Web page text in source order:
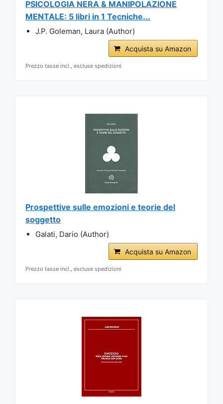
PSICOLOGIA NERA & MANIPOLAZIONE
MENTALE: 5 libri in 1 Tecniche...
J.P. Goleman, Laura (Author)
Acquista su Amazon
Prezzo tasse incl., escluse spedizioni
Prospettive sulle emozioni e teorie del
soggetto
Galati, Dario (Author)
Acquista su Amazon
Prezzo tasse incl., escluse spedizioni